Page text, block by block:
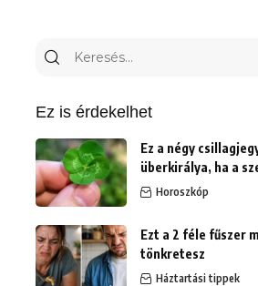
Keresés
Ez is érdekelhet
Ez a négy
überkirálya, ha a
Horoszkóp
Ezt a 2 féle fűszer
tönkretesz
Háztartási tippek